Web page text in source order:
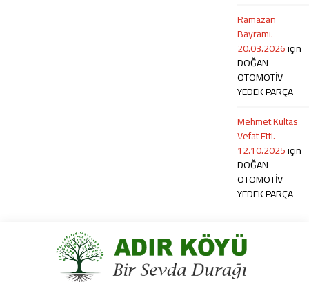
Ramazan
Bayramı.
20.03.2026için
DOĞAN
OTOMOTİV
YEDEK PARÇA
Mehmet Kultas
Vefat Etti.
12.10.2025için
DOĞAN
OTOMOTİV
YEDEK PARÇA